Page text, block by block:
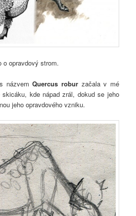
o opravdový strom.
názvemQuercus roburzačala v mé
kde nápad zrál, dokud se jeho
jeho opravdového vzniku.